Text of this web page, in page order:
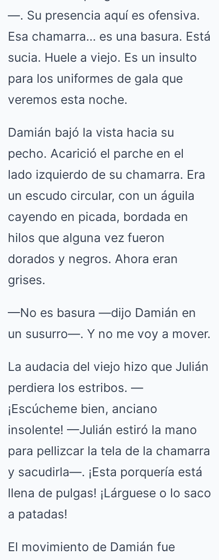
—. Su presencia aquí es ofensiva.
Esa chamarra… es una basura. Está
sucia. Huele a viejo. Es un insulto
para los uniformes de gala que
veremos esta noche.
Damián bajó la vista hacia su
pecho. Acarició el parche en el
lado izquierdo de su chamarra. Era
un escudo circular, con un águila
cayendo en picada, bordada en
hilos que alguna vez fueron
dorados y negros. Ahora eran
grises.
—No es basura —dijo Damián en
un susurro—. Y no me voy a mover.
La audacia del viejo hizo que Julián
perdiera los estribos. —
¡Escúcheme bien, anciano
insolente! —Julián estiró la mano
para pellizcar la tela de la chamarra
y sacudirla—. ¡Esta porquería está
llena de pulgas! ¡Lárguese o lo saco
a patadas!
El movimiento de Damián fue